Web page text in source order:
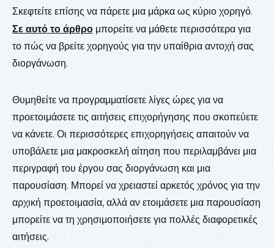
Σκεφτείτε επίσης να πάρετε μια μάρκα ως κύριο χορηγό.
Σε αυτό το άρθρο μπορείτε να μάθετε περισσότερα για
το πώς να βρείτε χορηγούς για την υπαίθρια αντοχή σας
διοργάνωση.
Θυμηθείτε να προγραμματίσετε λίγες ώρες για να
προετοιμάσετε τις αιτήσεις επιχορήγησης που σκοπεύετε
να κάνετε. Οι περισσότερες επιχορηγήσεις απαιτούν να
υποβάλετε μια μακροσκελή αίτηση που περιλαμβάνει μια
περιγραφή του έργου σας διοργάνωση και μια
παρουσίαση. Μπορεί να χρειαστεί αρκετός χρόνος για την
αρχική προετοιμασία, αλλά αν ετοιμάσετε μια παρουσίαση
μπορείτε να τη χρησιμοποιήσετε για πολλές διαφορετικές
αιτήσεις.